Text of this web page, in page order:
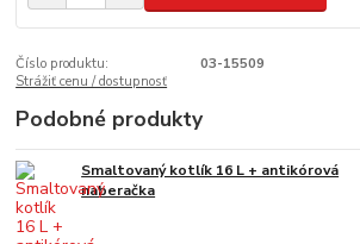
Číslo produktu:
03-15509
Strážiť cenu / dostupnosť
Podobné produkty
Smaltovaný kotlík 16 L + antikórová
naberačka